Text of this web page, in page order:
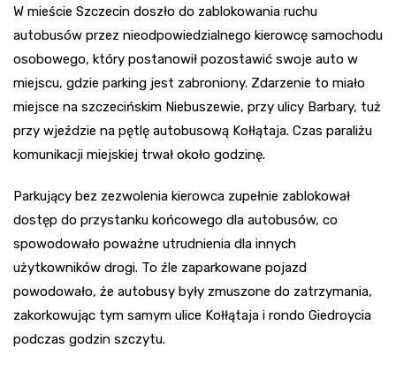
W mieście Szczecin doszło do zablokowania ruchu
autobusów przez nieodpowiedzialnego kierowcę samochodu
osobowego, który postanowił pozostawić swoje auto w
miejscu, gdzie parking jest zabroniony. Zdarzenie to miało
miejsce na szczecińskim Niebuszewie, przy ulicy Barbary, tuż
przy wjeździe na pętlę autobusową Kołłątaja. Czas paraliżu
komunikacji miejskiej trwał około godzinę.
Parkujący bez zezwolenia kierowca zupełnie zablokował
dostęp do przystanku końcowego dla autobusów, co
spowodowało poważne utrudnienia dla innych
użytkowników drogi. To źle zaparkowane pojazd
powodowało, że autobusy były zmuszone do zatrzymania,
zakorkowując tym samym ulice Kołłątaja i rondo Giedroycia
podczas godzin szczytu.